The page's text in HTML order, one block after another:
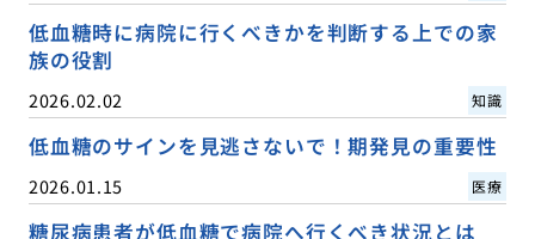
低血糖時に病院に行くべきかを判断する上での家
族の役割
2026.02.02 知識
低血糖のサインを見逃さないで！期発見の重要性
2026.01.15 医療
糖尿病患者が低血糖で病院へ行くべき状況とは